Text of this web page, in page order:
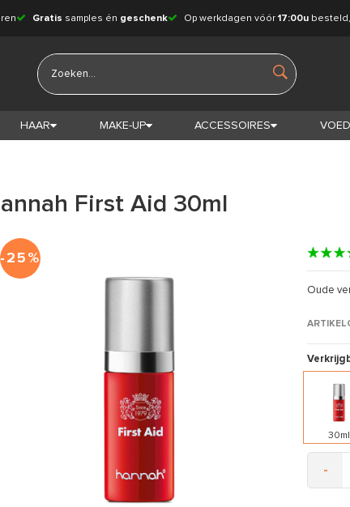
Gratis samples én geschenk Op werkdagen vóór 17:00u
HAAR MAKE-UP ACCESSOIRES
First Aid 30ml
-25%
Oude
30ml
-